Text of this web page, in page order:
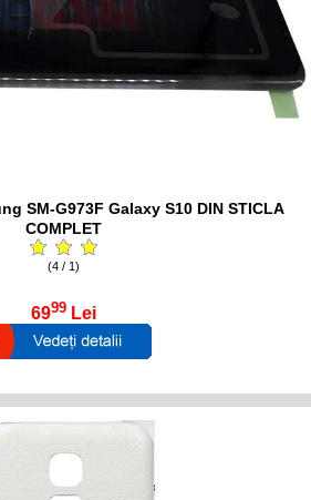
SM-G973F Galaxy S10 DIN STICLA
COMPLET
(4 / 1)
6999 Lei